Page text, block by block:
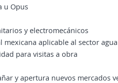
u Opus
y electromecánicos
aplicable al sector agua
para visitas a obra
y apertura nuevos mercados